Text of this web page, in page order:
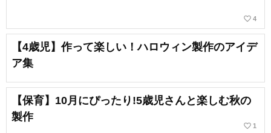
favorite_border 4
【4歳児】作って楽しい！ハロウィン製作のアイデ
ア集
【保育】10月にぴったり!5歳児さんと楽しむ秋の
製作
favorite_border 1